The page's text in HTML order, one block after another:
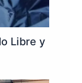
Libre y